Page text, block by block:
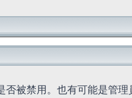
被禁用。也有可能是管理